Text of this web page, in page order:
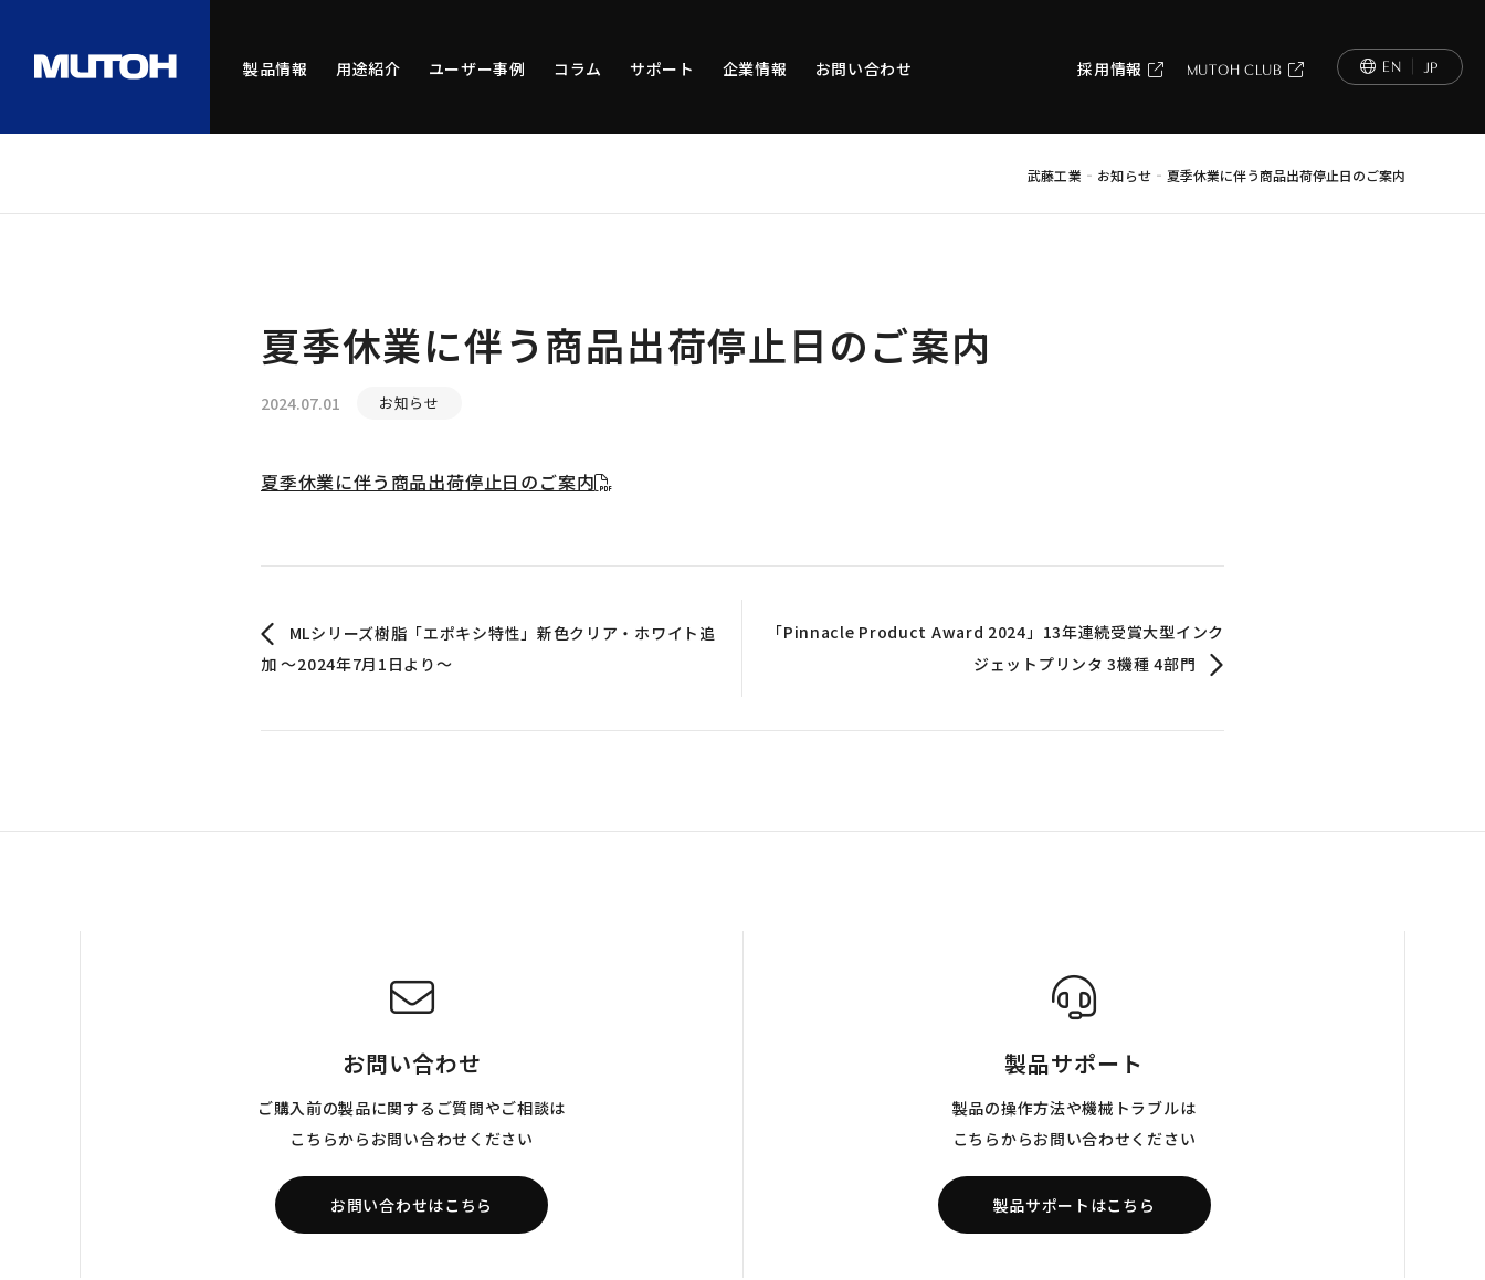
製品情報 用途紹介 ユーザー事例 コラム サポート 企業情報 お問い合わせ 採用情報 MUTOH CLUB EN JP
武藤工業 - お知らせ - 夏季休業に伴う商品出荷停止日のご案内
夏季休業に伴う商品出荷停止日のご案内
2024.07.01 お知らせ
夏季休業に伴う商品出荷停止日のご案内
MLシリーズ樹脂「エポキシ特性」新色クリア・ホワイト追
加 ～2024年7月1日より～
「Pinnacle Product Award 2024」13年連続受賞大型インク
ジェットプリンタ 3機種 4部門
お問い合わせ
ご購入前の製品に関するご質問やご相談は
こちらからお問い合わせください
お問い合わせはこちら
製品サポート
製品の操作方法や機械トラブルは
こちらからお問い合わせください
製品サポートはこちら